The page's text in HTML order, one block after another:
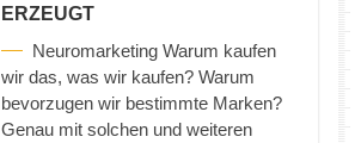
ERZEUGT
Neuromarketing Warum kaufen
wir das, was wir kaufen? Warum
bevorzugen wir bestimmte Marken?
Genau mit solchen und weiteren